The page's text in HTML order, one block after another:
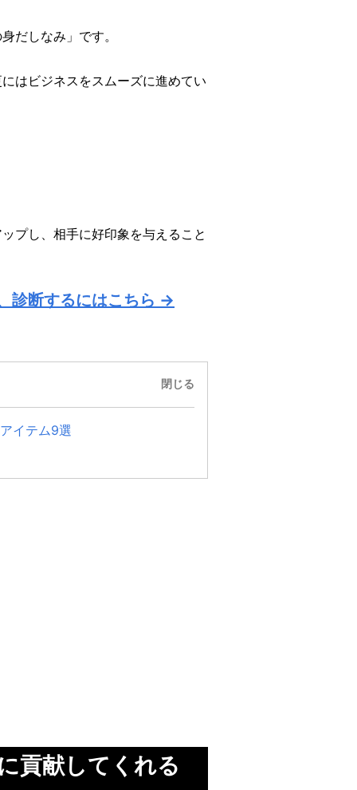
だしなみ」です。
はビジネスをスムーズに進めてい
プし、相手に好印象を与えること
診断するにはこちら →
閉じる
イテム9選
貢献してくれる